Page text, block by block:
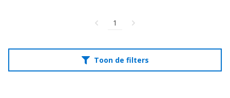
1
Toon de filters